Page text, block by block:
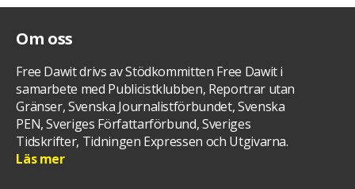
Om oss
Free Dawit drivs av Stödkommitten Free Dawit i
samarbete med Publicistklubben, Reportrar utan
Gränser, Svenska Journalistförbundet, Svenska
PEN, Sveriges Författarförbund, Sveriges
Tidskrifter, Tidningen Expressen och Utgivarna.
Läs mer